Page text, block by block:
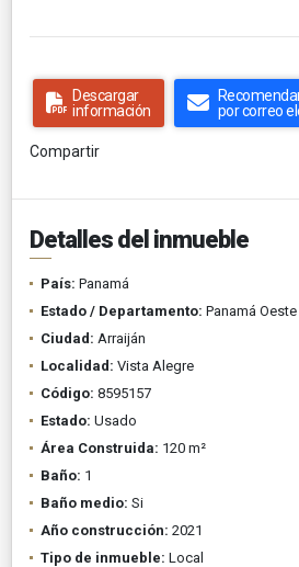
Descargar
información
por correo
Compartir
Detalles del inmueble
País: Panamá
Estado / Departamento: Panamá Oeste
Ciudad: Arraiján
Localidad: Vista Alegre
Código: 8595157
Estado: Usado
Área Construida: 120 m²
Baño: 1
Baño medio: Si
Año construcción: 2021
Tipo de inmueble: Local